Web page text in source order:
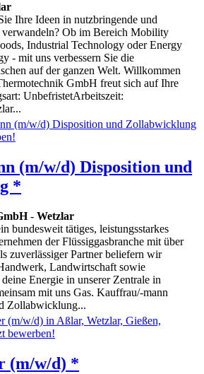
Ihre Ideen in nutzbringende und
Ob im Bereich Mobility
Industrial Technology oder Energy
- mit uns verbessern Sie die
auf der ganzen Welt. Willkommen
GmbH freut sich auf Ihre
UnbefristetArbeitszeit:
(m/w/d) Disposition und
*
- Wetzlar
bundesweit tätiges, leistungsstarkes
der Flüssiggasbranche mit über
zuverlässiger Partner beliefern wir
Landwirtschaft so­wie
Energie in unserer Zentrale in
mit uns Gas. Kauffrau/-mann
Zollabwicklung...
(m/w/d) *